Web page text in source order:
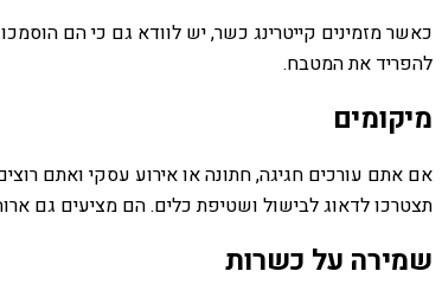
כאשר מזמינים קייטרינג כשר, יש לוודא גם כי הם
להפריד את המטבח.
מיקומים
אם אתם עורכים חגיגה, חתונה או אירוע עסקי ואתם
תצטרכו לדאוג לבישול ושטיפת כלים. הם מציעים גם
שמירה על כשרות